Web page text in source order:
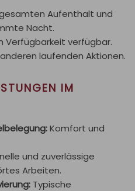
Aufenthalt und
Nacht.
Verfügbarkeit verfügbar.
laufenden Aktionen.
IM
Komfort und
und zuverlässige
Arbeiten.
Typische